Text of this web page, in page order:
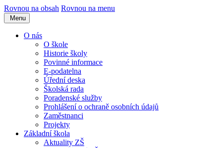
Rovnou na obsah Rovnou na menu
Menu
O nás
O škole
Historie školy
Povinné informace
E-podatelna
Úřední deska
Školská rada
Poradenské služby
Prohlášení o ochraně osobních údajů
Zaměstnanci
Projekty
Základní škola
Aktuality ZŠ